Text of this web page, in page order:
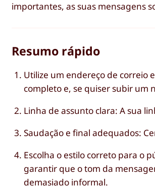
importantes, as suas mensagens
Resumo rápido
Utilize um endereço de correio
completo e, se quiser subir um
Linha de assunto clara: A sua
Saudação e final adequados:
Escolha o estilo correto para o
garantir que o tom da
demasiado informal.